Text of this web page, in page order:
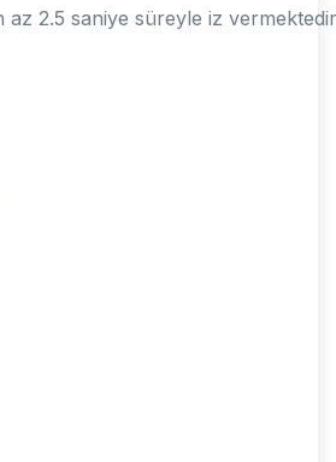
az 2.5 saniye süreyle iz